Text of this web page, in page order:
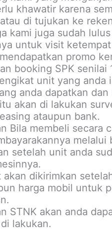
khawatir karena
di tujukan ke
kami juga sudah
untuk visit ketempat
promo
booking SPK
unit yang anda
anda dapatkan dan
akan di lakukan
ataupun bank.
Bila membeli secara
setelah unit anda
akan dikirimkan
harga mobil untuk
STNK akan anda
lakukan.